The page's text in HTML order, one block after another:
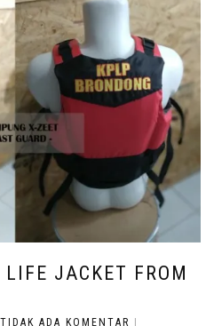
JACKET FROM
TIDAK ADA KOMENTAR |